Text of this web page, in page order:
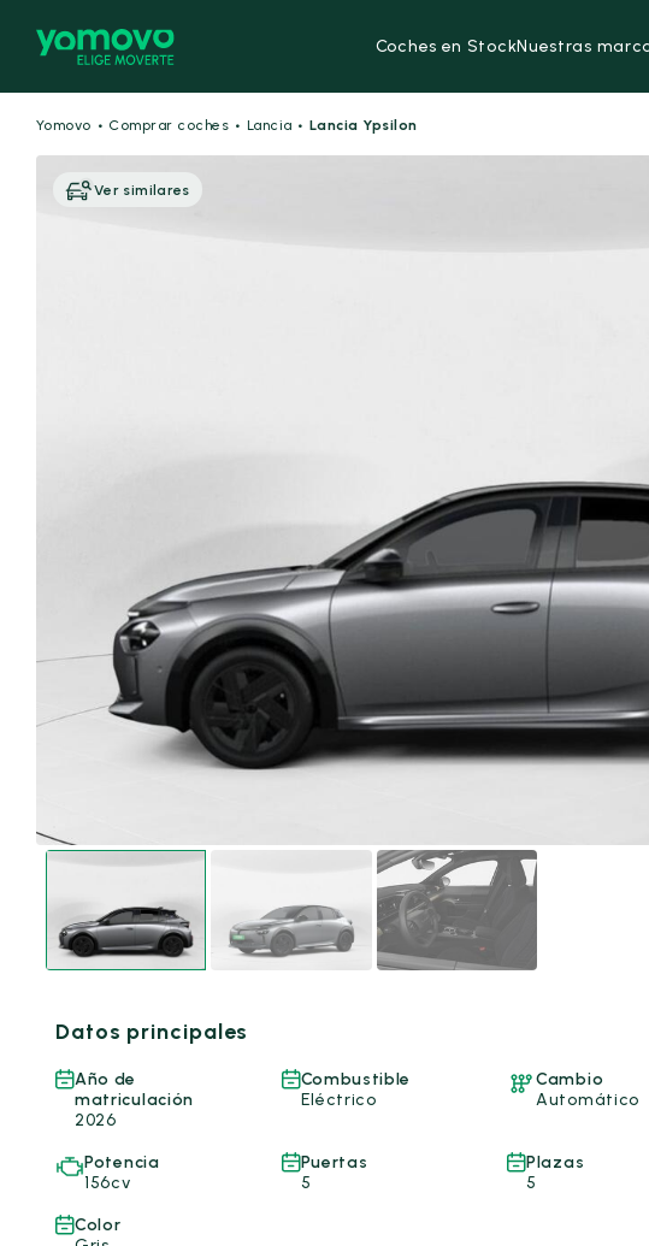
Coches en StockNuestras
Yomovo · Comprar coches · Lancia · Lancia Ypsilon
Ver similares
Datos principales
Año de
matriculación
2026
Combustible
Eléctrico
Cambio
Automático
Potencia
156cv
Puertas
5
Plazas
5
Color